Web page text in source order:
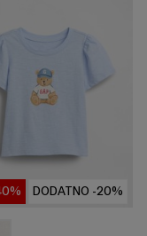
DODATNO -20%